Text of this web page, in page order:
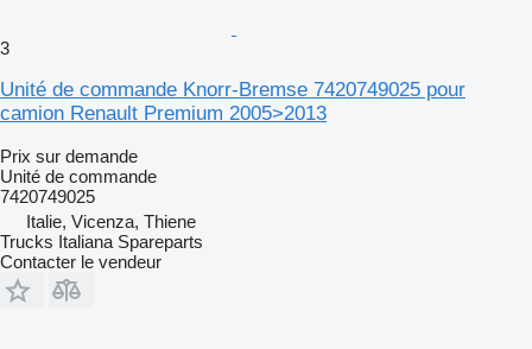
3
Unité de commande Knorr-Bremse 7420749025 pour
camion Renault Premium 2005>2013
Prix sur demande
Unité de commande
7420749025
Italie, Vicenza, Thiene
Trucks Italiana Spareparts
Contacter le vendeur